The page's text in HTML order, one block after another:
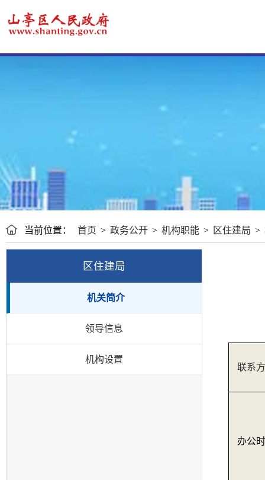
当前位置： 首页 > 政务公开 > 机构职能 > 区住建局 >
区住建局
机关简介
领导信息
机构设置
联系
办公